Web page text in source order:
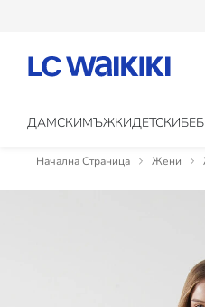
ДАМСКИМЪЖКИДЕТСКИ
Начална Страница Жени